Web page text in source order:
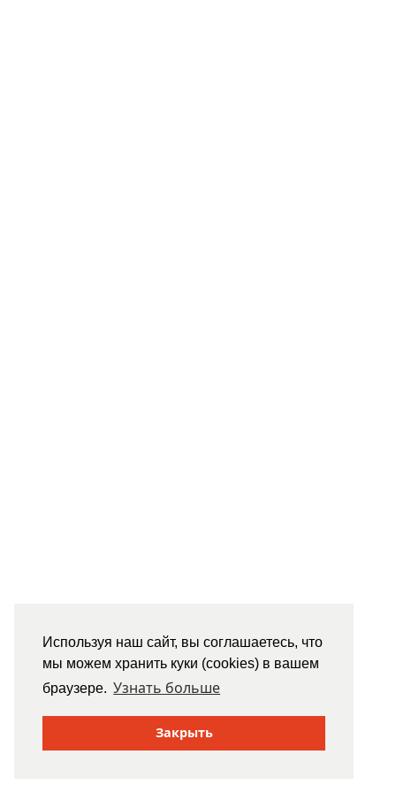
Используя наш сайт, вы соглашаетесь, что
мы можем хранить куки (cookies) в вашем
браузере. Узнать больше
Закрыть